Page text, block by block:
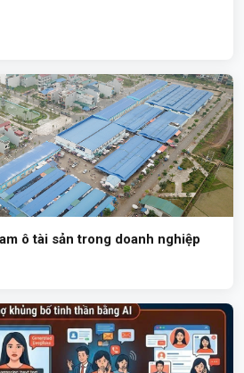
ô tài sản trong doanh nghiệp